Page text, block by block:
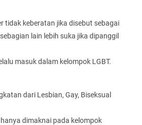
tidak keberatan jika disebut sebagai
lain lebih suka jika dipanggil
masuk dalam kelompok LGBT.
dari Lesbian, Gay, Biseksual
dimaknai pada kelompok